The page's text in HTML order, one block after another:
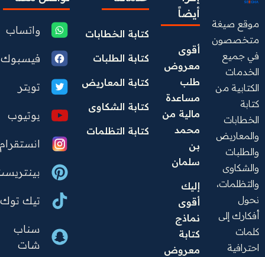
موقع صيغة
متخصصون
في جميع
الخدمات
الكتابية من
كتابة
الخطابات
والمعاريض
والطلبات
والشكاوى
والتظلمات،
نحول
أفكارك إلى
كلمات
احترافية
أيضاً
سلمان
كتابة الخطابات
كتابة الطلبات
كتابة المعاريض
كتابة الشكاوى
كتابة التظلمات
واتساب
فيسبوك
تويتر
يوتيوب
انستقرام
تيك توك
سناب
شات